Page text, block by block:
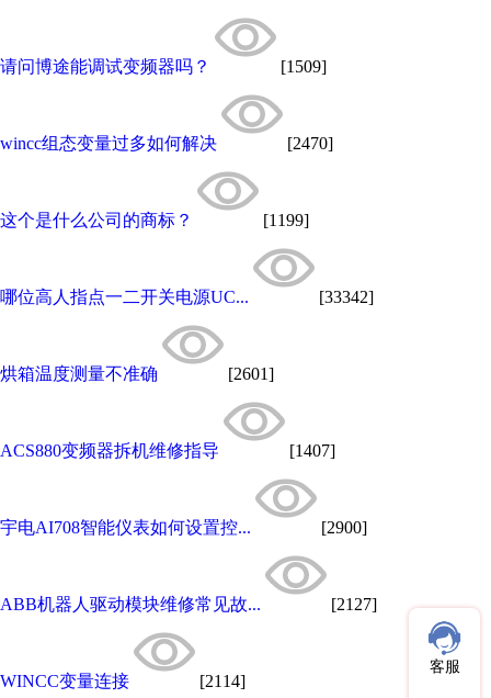
请问博途能调试变频器吗？ [1509]
wincc组态变量过多如何解决 [2470]
这个是什么公司的商标？ [1199]
哪位高人指点一二开关电源UC... [33342]
烘箱温度测量不准确 [2601]
ACS880变频器拆机维修指导 [1407]
宇电AI708智能仪表如何设置控... [2900]
ABB机器人驱动模块维修常见故... [2127]
WINCC变量连接 [2114]
客服